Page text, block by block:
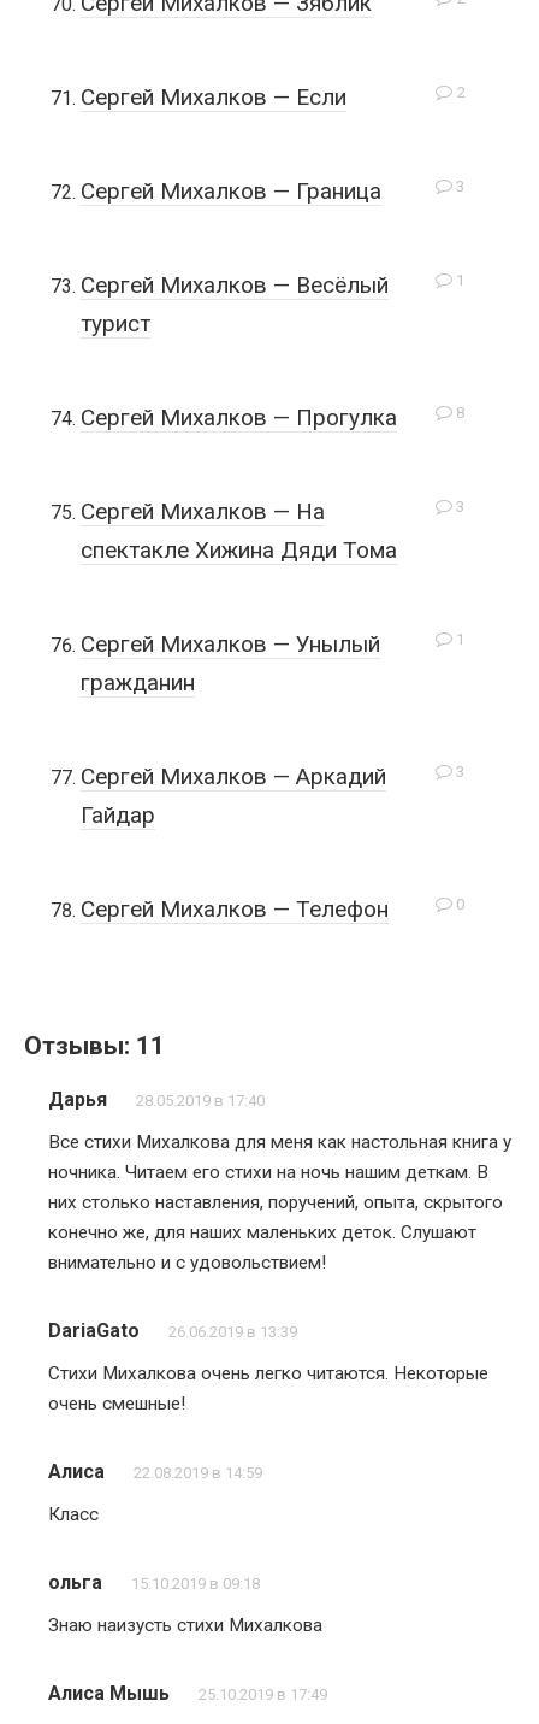
2
Сергей Михалков — Если
3
Сергей Михалков — Граница
1
Сергей Михалков — Весёлый
турист
8
Сергей Михалков — Прогулка
3
Сергей Михалков — На
спектакле Хижина Дяди Тома
1
Сергей Михалков — Унылый
гражданин
3
Сергей Михалков — Аркадий
Гайдар
0
Сергей Михалков — Телефон
Отзывы: 11
Дарья 28.05.2019 в 17:40
Все стихи Михалкова для меня как настольная книга у
ночника. Читаем его стихи на ночь нашим деткам. В
них столько наставления, поручений, опыта, скрытого
конечно же, для наших маленьких деток. Слушают
внимательно и с удовольствием!
DariaGato 26.06.2019 в 13:39
Стихи Михалкова очень легко читаются. Некоторые
очень смешные!
Алиса 22.08.2019 в 14:59
Класс
ольга 15.10.2019 в 09:18
Знаю наизусть стихи Михалкова
Алиса Мышь 25.10.2019 в 17:49